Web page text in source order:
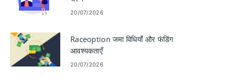
20/07/2026
Raceoption जमा विधियाँ और फंडिंग
आवश्यकताएँ
20/07/2026